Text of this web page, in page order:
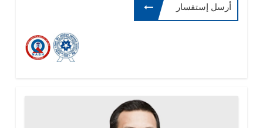
أرسل إستفسار